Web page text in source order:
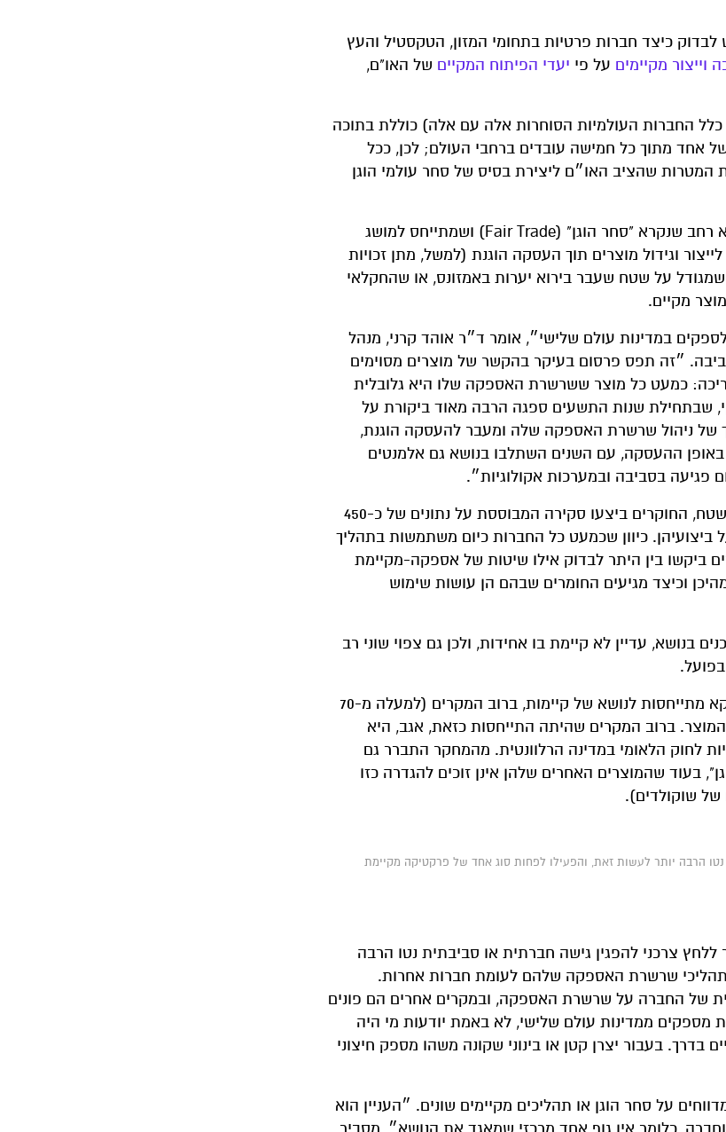
כיצד חברות פרטיות בתחומי המזון, הטקסטיל והעץ
וייצור מקיימים על פי יעדי הפיתוח המקיים של האו"ם,
החברות העולמיות הסוחרות אלה עם אלה) כוללת בתוכה
של אחד מתוך כל חמישה עובדים ברחבי העולם; לכן, ככל
שהציב האו״ם ליצירת בסיס של סחר עולמי הוגן
ההגדרה לייצור מקיים ולשרשרת אספקה מקיימת כוללת בתוכה נושא רחב שנקרא "סחר הוגן" (Fair Trade) ושמתייחס למושג
וגידול מוצרים תוך העסקה הוגנת (למשל, מתן זכויות
שמגודל על שטח שעבר בירוא יערות באמזונס, או שהחקלאי
מקיים.
במדינות עולם שלישי״, אומר ד״ר אוהד קרני, מנהל
״זה תפס פרסום בעיקר בהקשר של מוצרים מסוימים
צריכה: כמעט כל מוצר ששרשרת האספקה שלו היא גלובלית
שבתחילת שנות התשעים ספגה הרבה מאוד ביקורת על
של ניהול שרשרת האספקה שלה ומעבר להעסקה הוגנת,
ההעסקה, עם השנים השתלבו בנושא גם אלמנטים
פגיעה בסביבה ובמערכות אקולוגיות״.
כדי לבדוק האם הצהרות החברות על סחר הוגן הולמות את המצב בשטח, החוקרים ביצעו סקירה המבוססת על נתונים של כ-450
כיוון שכמעט כל החברות כיום משתמשות בתהליך
ביקשו בין היתר לבדוק אילו שיטות של אספקה-מקיימת
וכיצד מגיעים החומרים שבהם הן עושות שימוש
בנושא, עדיין לא קיימת בו אחידות, ולכן גם צפוי שוני רב
ואכן, ממצאי המחקר הראו שלמרות שיותר מ-50 אחוז מהחברות דווקא מתייחסות לנושא של קיימות, ברוב המקרים (למעלה מ-70
ברוב המקרים שהיתה התייחסות כזאת, אגב, היא
לחוק הלאומי במדינה הרלוונטית. מהמחקר התברר גם
בעוד שהמוצרים האחרים שלהן אינן זוכים להגדרה כזו
שוקולדים).
הרבה יותר לעשות זאת, והפעילו לפחות סוג אחד של פרקטיקה מקיימת
צרכני להפגין גישה חברתית או סביבתית נטו הרבה
שרשרת האספקה שלהם לעומת חברות אחרות.
של החברה על שרשרת האספקה, ובמקרים אחרים הם פונים
מספקים ממדינות עולם שלישי, לא באמת יודעות מי היה
בעבור יצרן קטן או בינוני שקונה משהו מספק חיצוני
על סחר הוגן או תהליכים מקיימים שונים. ״העניין הוא